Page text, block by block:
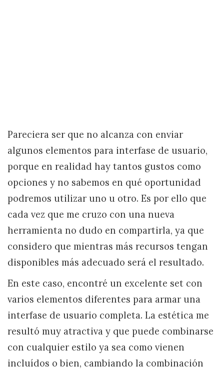
Pareciera ser que no alcanza con enviar
algunos elementos para interfase de usuario,
porque en realidad hay tantos gustos como
opciones y no sabemos en qué oportunidad
podremos utilizar uno u otro. Es por ello que
cada vez que me cruzo con una nueva
herramienta no dudo en compartirla, ya que
considero que mientras más recursos tengan
disponibles más adecuado será el resultado.
En este caso, encontré un excelente set con
varios elementos diferentes para armar una
interfase de usuario completa. La estética me
resultó muy atractiva y que puede combinarse
con cualquier estilo ya sea como vienen
incluídos o bien, cambiando la combinación